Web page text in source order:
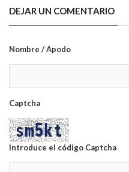
DEJAR UN COMENTARIO
Nombre / Apodo
Captcha
Introduce el código Captcha